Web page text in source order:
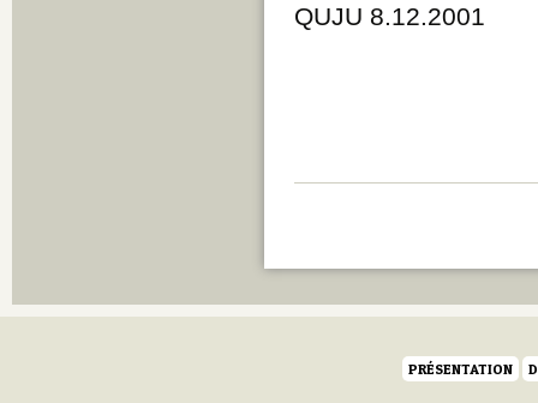
QUJU 8.12.2001
PRÉSENTATION